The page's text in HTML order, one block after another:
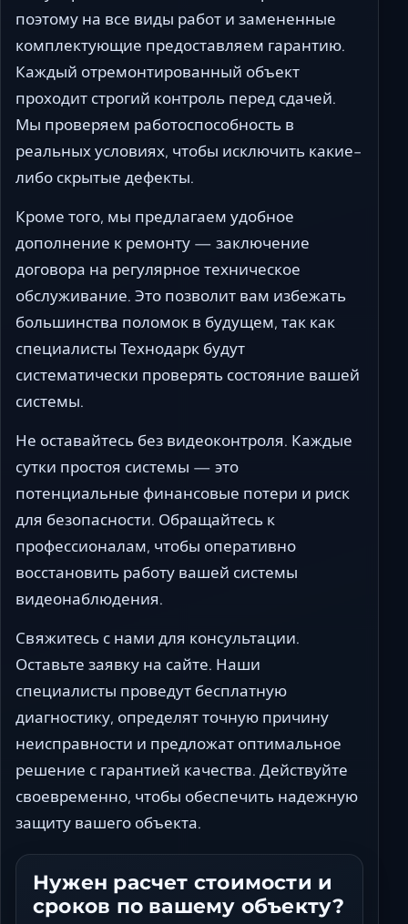
поэтому на все виды работ и замененные
комплектующие предоставляем гарантию.
Каждый отремонтированный объект
проходит строгий контроль перед сдачей.
Мы проверяем работоспособность в
реальных условиях, чтобы исключить какие-
либо скрытые дефекты.
Кроме того, мы предлагаем удобное
дополнение к ремонту — заключение
договора на регулярное техническое
обслуживание. Это позволит вам избежать
большинства поломок в будущем, так как
специалисты Технодарк будут
систематически проверять состояние вашей
системы.
Не оставайтесь без видеоконтроля. Каждые
сутки простоя системы — это
потенциальные финансовые потери и риск
для безопасности. Обращайтесь к
профессионалам, чтобы оперативно
восстановить работу вашей системы
видеонаблюдения.
Свяжитесь с нами для консультации.
Оставьте заявку на сайте. Наши
специалисты проведут бесплатную
диагностику, определят точную причину
неисправности и предложат оптимальное
решение с гарантией качества. Действуйте
своевременно, чтобы обеспечить надежную
защиту вашего объекта.
Нужен расчет стоимости и
сроков по вашему объекту?